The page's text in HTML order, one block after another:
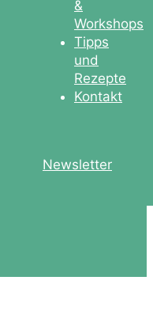
&
Workshops
Tipps
und
Rezepte
Kontakt
Newsletter